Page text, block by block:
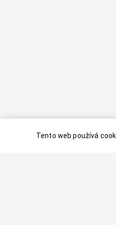
Tento web používá